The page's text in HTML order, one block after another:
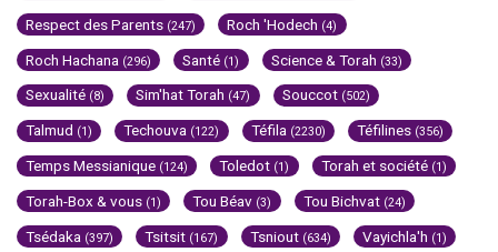
Respect des Parents (247) Roch 'Hodech (4)
Roch Hachana (296) Santé (1) Science & Torah (33)
Sexualité (8) Sim'hat Torah (47) Souccot (502)
Talmud (1) Techouva (122) Téfila (2230) Téfilines (356)
Temps Messianique (124) Toledot (1) Torah et société (1)
Torah-Box & vous (1) Tou Béav (3) Tou Bichvat (24)
Tsédaka (397) Tsitsit (167) Tsniout (634) Vayichla'h (1)